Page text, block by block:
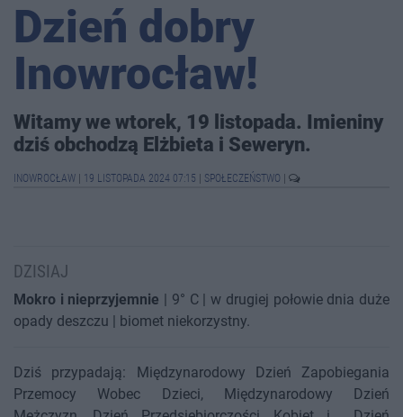
Dzień dobry
Inowrocław!
Witamy we wtorek, 19 listopada. Imieniny
dziś obchodzą Elżbieta i Seweryn.
INOWROCŁAW 19 LISTOPADA 2024 07:15 SPOŁECZEŃSTWO
DZISIAJ
Mokro i nieprzyjemnie | 9° C | w drugiej połowie dnia duże
opady deszczu | biomet niekorzystny.
Dziś przypadają: Międzynarodowy Dzień Zapobiegania
Przemocy Wobec Dzieci, Międzynarodowy Dzień